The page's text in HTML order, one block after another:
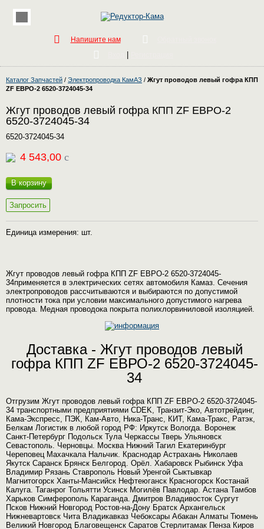
Напишите нам
Каталог Запчастей / Электропроводка КамАЗ / Жгут проводов левый гофра КПП
ZF ЕВРО-2 6520-3724045-34
Жгут проводов левый гофра КПП ZF ЕВРО-2
6520-3724045-34
6520-3724045-34
4 543,00 c
В корзину
Запросить
Единица измерения: шт.
Жгут проводов левый гофра КПП ZF ЕВРО-2 6520-3724045-
34применяется в электрических сетях автомобиля Камаз. Сечения
электропроводов рассчитываются и выбираются по допустимой
плотности тока при условии максимального допустимого нагрева
провода. Медная проводока покрыта полихлорвиниловой изоляцией.
Доставка - Жгут проводов левый
гофра КПП ZF ЕВРО-2 6520-3724045-
34
Отгрузим Жгут проводов левый гофра КПП ZF ЕВРО-2 6520-3724045-
34 транспортными предприятиями CDEK, Транзит-Эко, Автотрейдинг,
Кама-Экспресс, ПЭК, Кам-Авто, Ника-Транс, КИТ, Кама-Тракс, Ратэк,
Белкам Логистик в любой город РФ: Иркутск Вологда. Воронеж
Санкт-Петербург Подольск Тула Черкассы Тверь Ульяновск
Севастополь. Черновцы. Москва Нижний Тагил Екатеринбург
Череповец Махачкала Нальчик. Краснодар Астрахань Николаев
Якутск Саранск Брянск Белгород. Орёл. Хабаровск Рыбинск Уфа
Владимир Рязань Ставрополь Новый Уренгой Сыктывкар
Магнитогорск Ханты-Мансийск Нефтеюганск Красногорск Костанай
Калуга. Таганрог Тольятти Усинск Могилёв Павлодар. Астана Тамбов
Харьков Симферополь Караганда. Дмитров Владивосток Сургут
Псков Нижний Новгород Ростов-на-Дону Братск Архангельск
Нижневартовск Чита Владикавказ Чебоксары Абакан Алматы Тюмень
Великий Новгород Благовещенск Саратов Стерлитамак Пенза Киров